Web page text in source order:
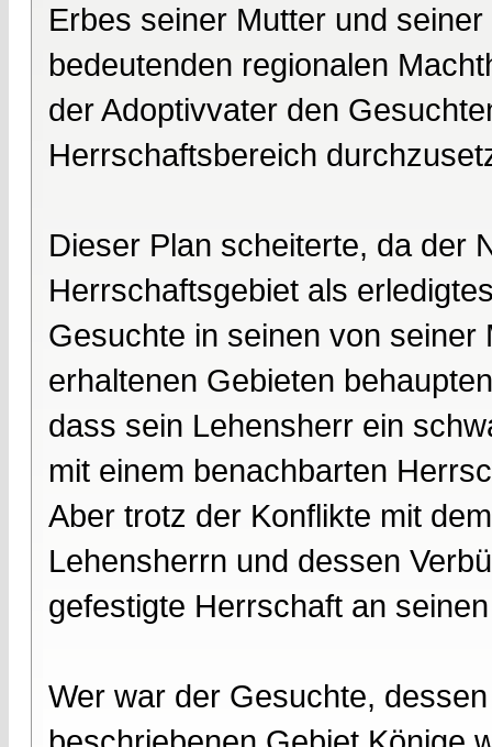
Erbes seiner Mutter und
bedeutenden regionalen
der Adoptivvater den
Herrschaftsbereich
Dieser Plan scheiterte, da der
Herrschaftsgebiet als
Gesuchte in seinen von
erhaltenen Gebieten
dass sein Lehensherr ein
mit einem benachbarten
Aber trotz der Konflikte mit
Lehensherrn und dessen
gefestigte Herrschaft an
Wer war der Gesuchte,